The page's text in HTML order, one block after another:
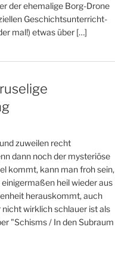
der ehemalige Borg-Drone
Geschichtsunterricht-
mal!) etwas über […]
zuweilen recht
dann noch der mysteriöse
kommt, kann man froh sein,
heil wieder aus
herauskommt, auch
wirklich schlauer ist als
"Schisms / In den Subraum